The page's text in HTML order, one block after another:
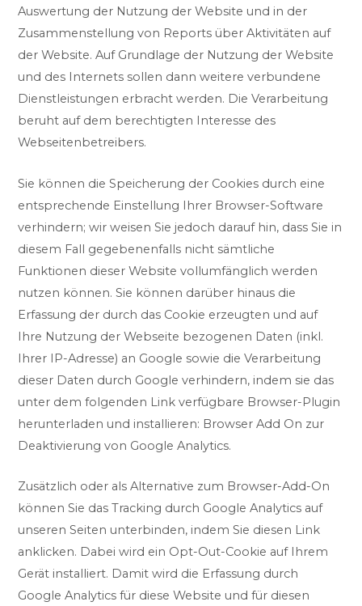
Auswertung der Nutzung der Website und in der
Zusammenstellung von Reports über Aktivitäten auf
der Website. Auf Grundlage der Nutzung der Website
und des Internets sollen dann weitere verbundene
Dienstleistungen erbracht werden. Die Verarbeitung
beruht auf dem berechtigten Interesse des
Webseitenbetreibers.
Sie können die Speicherung der Cookies durch eine
entsprechende Einstellung Ihrer Browser-Software
verhindern; wir weisen Sie jedoch darauf hin, dass Sie in
diesem Fall gegebenenfalls nicht sämtliche
Funktionen dieser Website vollumfänglich werden
nutzen können. Sie können darüber hinaus die
Erfassung der durch das Cookie erzeugten und auf
Ihre Nutzung der Webseite bezogenen Daten (inkl.
Ihrer IP-Adresse) an Google sowie die Verarbeitung
dieser Daten durch Google verhindern, indem sie das
unter dem folgenden Link verfügbare Browser-Plugin
herunterladen und installieren: Browser Add On zur
Deaktivierung von Google Analytics.
Zusätzlich oder als Alternative zum Browser-Add-On
können Sie das Tracking durch Google Analytics auf
unseren Seiten unterbinden, indem Sie diesen Link
anklicken. Dabei wird ein Opt-Out-Cookie auf Ihrem
Gerät installiert. Damit wird die Erfassung durch
Google Analytics für diese Website und für diesen